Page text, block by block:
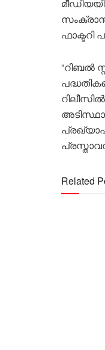
ഫാക്ടറി
“റിബൽ
Related